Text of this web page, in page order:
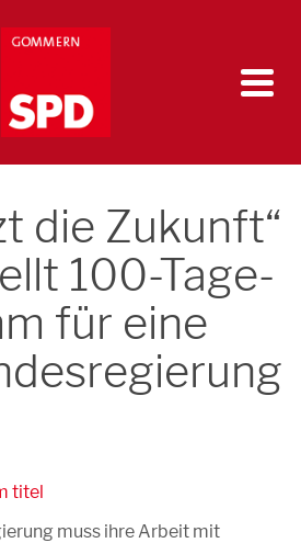
die Zukunft“
100-Tage-
für eine
muss ihre Arbeit mit